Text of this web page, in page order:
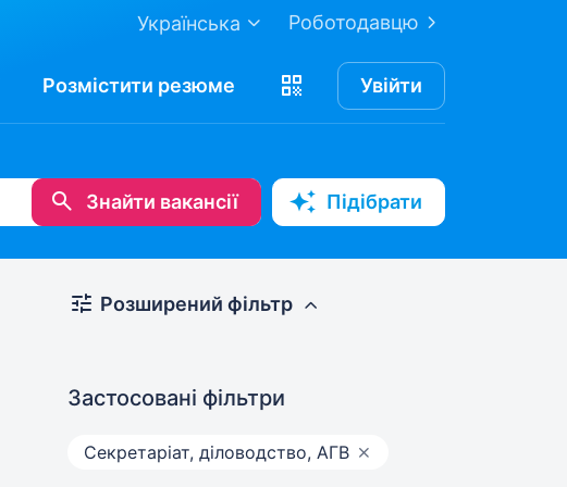
Роботодавцю
Українська
Розмістити резюме Увійти
Знайти вакансії Підібрати
Розширений фільтр
Застосовані фільтри
Секретаріат, діловодство, АГВ